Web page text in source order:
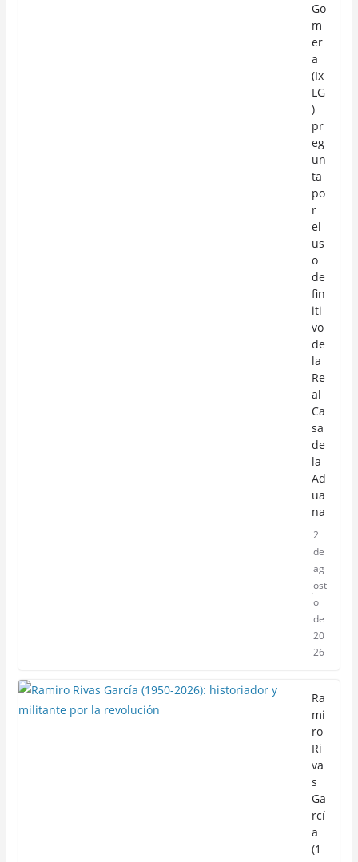
Go
m
er
a
(Ix
LG
)
pr
eg
un
ta
po
r
el
us
o
de
fin
iti
vo
de
la
Re
al
Ca
sa
de
la
Ad
ua
na
2
de
ag
ost
o
de
20
26
Ra
mi
ro
Ri
va
s
Ga
rcí
a
(1